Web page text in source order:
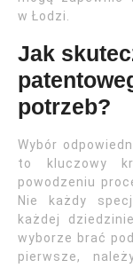
w Łodzi.
Jak
potrzeb?
Wybór
to kluczowy
powodzeniu
Nie każdy
każdej
wyborze brać
pierwsze,